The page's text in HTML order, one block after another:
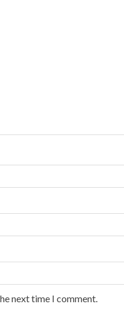
next time I comment.